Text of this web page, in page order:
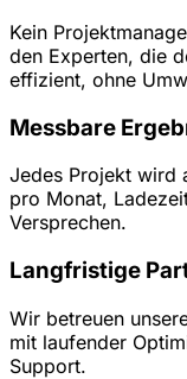
Kein
den Experten, die
effizient, ohne
Messbare
Jedes Projekt wird
pro Monat,
Versprechen.
Langfristige
Wir betreuen
mit laufender
Support.